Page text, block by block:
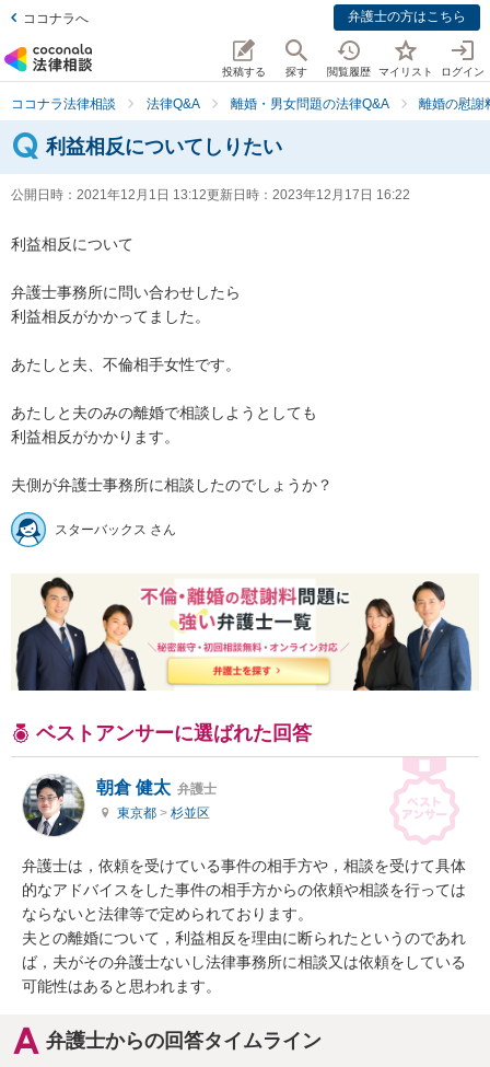
ココナラへ 弁護士の方はこちら
投稿する 探す 閲覧履歴 マイリスト ログイン
ココナラ法律相談 法律Q&A 離婚・男女問題の法律Q&A 離婚の慰謝
利益相反についてしりたい
公開日時： 2021年12月1日 13:12更新日時： 2023年12月17日 16:22
利益相反について
弁護士事務所に問い合わせしたら
利益相反がかかってました。
あたしと夫、不倫相手女性です。
あたしと夫のみの離婚で相談しようとしても
利益相反がかかります。
夫側が弁護士事務所に相談したのでしょうか？
スターバックス さん
ベストアンサーに選ばれた回答
朝倉 健太 弁護士
東京都 > 杉並区
弁護士は，依頼を受けている事件の相手方や，相談を受けて具体
的なアドバイスをした事件の相手方からの依頼や相談を行っては
ならないと法律等で定められております。
夫との離婚について，利益相反を理由に断られたというのであれ
ば，夫がその弁護士ないし法律事務所に相談又は依頼をしている
可能性はあると思われます。
弁護士からの回答タイムライン